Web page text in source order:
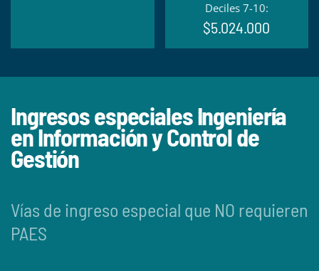
Deciles 7-10:
$5.024.000
Ingresos especiales Ingeniería
en Información y Control de
Gestión
Vías de ingreso especial que NO requieren
PAES